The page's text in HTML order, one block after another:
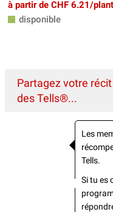
à partir de CHF 6.21/
disponible
Partagez votre
des Tells®...
Les
Tells.
Si tu es